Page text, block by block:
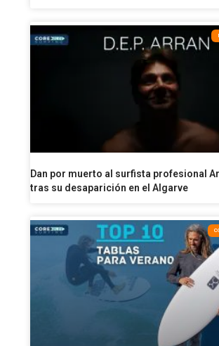
Dan por muerto al surfista profesional
tras su desaparición en el Algarve